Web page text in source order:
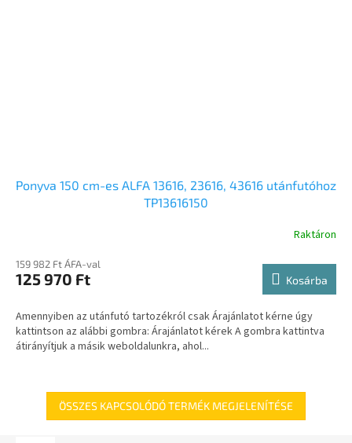
Ponyva 150 cm-es ALFA 13616, 23616, 43616 utánfutóhoz
TP13616150
Raktáron
159 982 Ft ÁFA-val
125 970 Ft Kosárba
Amennyiben az utánfutó tartozékról csak Árajánlatot kérne úgy
kattintson az alábbi gombra: Árajánlatot kérek A gombra kattintva
átirányítjuk a másik weboldalunkra, ahol...
ÖSSZES KAPCSOLÓDÓ TERMÉK MEGJELENÍTÉSE